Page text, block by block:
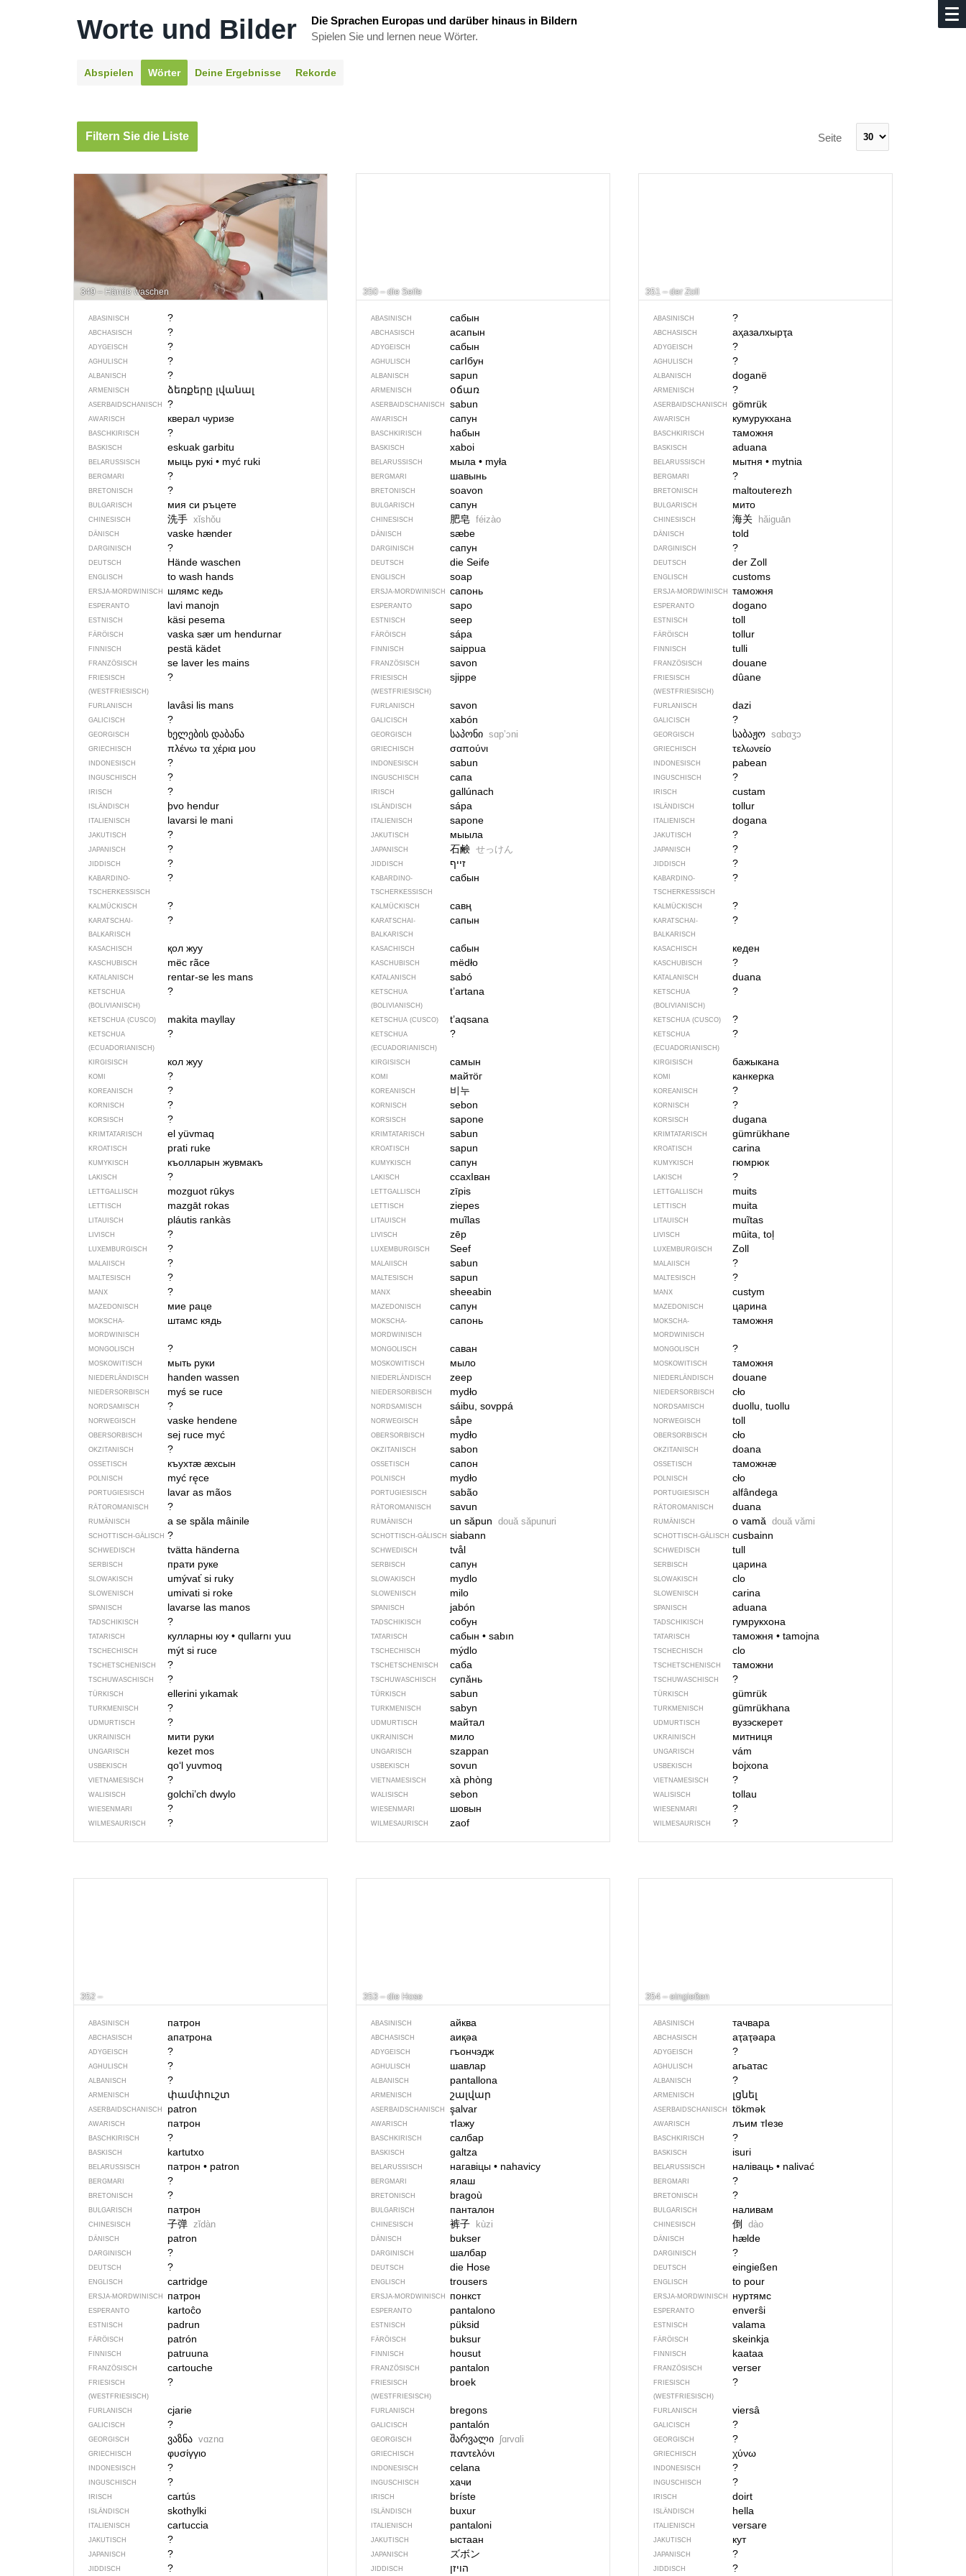
Worte und Bilder
Die Sprachen Europas und darüber hinaus in Bildern
Spielen Sie und lernen neue Wörter.
Abspielen Wörter Deine Ergebnisse Rekorde
Filtern Sie die Liste Seite
349 – Hände waschen
ABASINISCH ?
ABCHASISCH ?
ADYGEISCH ?
AGHULISCH ?
ALBANISCH ?
ARMENISCH ձեռքերը լվանալ
ASERBAIDSCHANISCH ?
AWARISCH кверал чуризе
BASCHKIRISCH ?
BASKISCH eskuak garbitu
BELARUSSISCH мыць рукі •myć ruki
BERGMARI ?
BRETONISCH ?
BULGARISCH мия си ръцете
CHINESISCH 洗手 xǐshǒu
DÄNISCH vaske hænder
DARGINISCH ?
DEUTSCH Hände waschen
ENGLISCH to wash hands
ERSJA-MORDWINISCH шлямс кедь
ESPERANTO lavi manojn
ESTNISCH käsi pesema
FÄRÖISCH vaska sær um hendurnar
FINNISCH pestä kädet
FRANZÖSISCH se laver les mains
FRIESISCH
(WESTFRIESISCH)
?
FURLANISCH lavâsi lis mans
GALICISCH ?
GEORGISCH ხელების დაბანა
GRIECHISCH πλένω τα χέρια μου
INDONESISCH ?
INGUSCHISCH ?
IRISCH ?
ISLÄNDISCH þvo hendur
ITALIENISCH lavarsi le mani
JAKUTISCH ?
JAPANISCH ?
JIDDISCH ?
KABARDINO-
TSCHERKESSISCH
?
KALMÜCKISCH ?
KARATSCHAI-
BALKARISCH
?
KASACHISCH қол жуу
KASCHUBISCH mëc rãce
KATALANISCH rentar-se les mans
KETSCHUA
(BOLIVIANISCH)
?
KETSCHUA (CUSCO) makita mayllay
KETSCHUA
(ECUADORIANISCH)
?
KIRGISISCH кол жуу
KOMI ?
KOREANISCH ?
KORNISCH ?
KORSISCH ?
KRIMTATARISCH el yüvmaq
KROATISCH prati ruke
KUMYKISCH къолларын жувмакъ
LAKISCH ?
LETTGALLISCH mozguot rūkys
LETTISCH mazgāt rokas
LITAUISCH pláutis rankàs
LIVISCH ?
LUXEMBURGISCH ?
MALAIISCH ?
MALTESISCH ?
MANX ?
MAZEDONISCH мие раце
MOKSCHA-
MORDWINISCH
штамс кядь
MONGOLISCH ?
MOSKOWITISCH мыть руки
NIEDERLÄNDISCH handen wassen
NIEDERSORBISCH myś se ruce
NORDSAMISCH ?
NORWEGISCH vaske hendene
OBERSORBISCH sej ruce myć
OKZITANISCH ?
OSSETISCH къухтӕ ӕхсын
POLNISCH myć ręce
PORTUGIESISCH lavar as mãos
RÄTOROMANISCH ?
RUMÄNISCH a se spăla mâinile
SCHOTTISCH-GÄLISCH ?
SCHWEDISCH tvätta händerna
SERBISCH прати руке
SLOWAKISCH umývať si ruky
SLOWENISCH umivati si roke
SPANISCH lavarse las manos
TADSCHIKISCH ?
TATARISCH кулларны юу •qullarnı yuu
TSCHECHISCH mýt si ruce
TSCHETSCHENISCH ?
TSCHUWASCHISCH ?
TÜRKISCH ellerini yıkamak
TURKMENISCH ?
UDMURTISCH ?
UKRAINISCH мити руки
UNGARISCH kezet mos
USBEKISCH qo‘l yuvmoq
VIETNAMESISCH ?
WALISISCH golchi’ch dwylo
WIESENMARI ?
WILMESAURISCH ?
350 – die Seife
ABASINISCH сабын
ABCHASISCH асапын
ADYGEISCH сабын
AGHULISCH сагIбун
ALBANISCH sapun
ARMENISCH օճառ
ASERBAIDSCHANISCH sabun
AWARISCH сапун
BASCHKIRISCH һабын
BASKISCH xaboi
BELARUSSISCH мыла • myła
BERGMARI шавынь
BRETONISCH soavon
BULGARISCH сапун
CHINESISCH 肥皂 féizào
DÄNISCH sæbe
DARGINISCH сапун
DEUTSCH die Seife
ENGLISCH soap
ERSJA-MORDWINISCH сапонь
ESPERANTO sapo
ESTNISCH seep
FÄRÖISCH sápa
FINNISCH saippua
FRANZÖSISCH savon
FRIESISCH
(WESTFRIESISCH)
sjippe
FURLANISCH savon
GALICISCH xabón
GEORGISCH საპონი sɑpʼɔni
GRIECHISCH σαπούνι
INDONESISCH sabun
INGUSCHISCH сапа
IRISCH gallúnach
ISLÄNDISCH sápa
ITALIENISCH sapone
JAKUTISCH мыыла
JAPANISCH 石鹸 せっけん
JIDDISCH זייף
KABARDINO-
TSCHERKESSISCH
сабын
KALMÜCKISCH савң
KARATSCHAI-
BALKARISCH
сапын
KASACHISCH сабын
KASCHUBISCH mëdło
KATALANISCH sabó
KETSCHUA
(BOLIVIANISCH)
t’artana
KETSCHUA (CUSCO) t’aqsana
KETSCHUA
(ECUADORIANISCH)
?
KIRGISISCH самын
KOMI майтӧг
KOREANISCH 비누
KORNISCH sebon
KORSISCH sapone
KRIMTATARISCH sabun
KROATISCH sapun
KUMYKISCH сапун
LAKISCH ссахIван
LETTGALLISCH zīpis
LETTISCH ziepes
LITAUISCH muĩlas
LIVISCH zēp
LUXEMBURGISCH Seef
MALAIISCH sabun
MALTESISCH sapun
MANX sheeabin
MAZEDONISCH сапун
MOKSCHA-
MORDWINISCH
сапонь
MONGOLISCH саван
MOSKOWITISCH мыло
NIEDERLÄNDISCH zeep
NIEDERSORBISCH mydło
NORDSAMISCH sáibu, sovppá
NORWEGISCH såpe
OBERSORBISCH mydło
OKZITANISCH sabon
OSSETISCH сапон
POLNISCH mydło
PORTUGIESISCH sabão
RÄTOROMANISCH savun
RUMÄNISCH un săpun două săpunuri
SCHOTTISCH-GÄLISCH siabann
SCHWEDISCH tvål
SERBISCH сапун
SLOWAKISCH mydlo
SLOWENISCH milo
SPANISCH jabón
TADSCHIKISCH собун
TATARISCH сабын • sabın
TSCHECHISCH mýdlo
TSCHETSCHENISCH саба
TSCHUWASCHISCH супӑнь
TÜRKISCH sabun
TURKMENISCH sabyn
UDMURTISCH майтал
UKRAINISCH мило
UNGARISCH szappan
USBEKISCH sovun
VIETNAMESISCH xà phòng
WALISISCH sebon
WIESENMARI шовын
WILMESAURISCH zaof
351 – der Zoll
ABASINISCH ?
ABCHASISCH аҳазалхырҭа
ADYGEISCH ?
AGHULISCH ?
ALBANISCH doganë
ARMENISCH ?
ASERBAIDSCHANISCH gömrük
AWARISCH кумурукхана
BASCHKIRISCH таможня
BASKISCH aduana
BELARUSSISCH мытня• mytnia
BERGMARI ?
BRETONISCH maltouterezh
BULGARISCH мито
CHINESISCH 海关 hǎiguān
DÄNISCH told
DARGINISCH ?
DEUTSCH der Zoll
ENGLISCH customs
ERSJA-MORDWINISCH таможня
ESPERANTO dogano
ESTNISCH toll
FÄRÖISCH tollur
FINNISCH tulli
FRANZÖSISCH douane
FRIESISCH
(WESTFRIESISCH)
dûane
FURLANISCH dazi
GALICISCH ?
GEORGISCH საბაჟო sɑbɑʒɔ
GRIECHISCH τελωνείο
INDONESISCH pabean
INGUSCHISCH ?
IRISCH custam
ISLÄNDISCH tollur
ITALIENISCH dogana
JAKUTISCH ?
JAPANISCH ?
JIDDISCH ?
KABARDINO-
TSCHERKESSISCH
?
KALMÜCKISCH ?
KARATSCHAI-
BALKARISCH
?
KASACHISCH кеден
KASCHUBISCH ?
KATALANISCH duana
KETSCHUA
(BOLIVIANISCH)
?
KETSCHUA (CUSCO) ?
KETSCHUA
(ECUADORIANISCH)
?
KIRGISISCH бажыкана
KOMI канкерка
KOREANISCH ?
KORNISCH ?
KORSISCH dugana
KRIMTATARISCH gümrükhane
KROATISCH carina
KUMYKISCH гюмрюк
LAKISCH ?
LETTGALLISCH muits
LETTISCH muita
LITAUISCH muĩtas
LIVISCH mūita, toļ
LUXEMBURGISCH Zoll
MALAIISCH ?
MALTESISCH ?
MANX custym
MAZEDONISCH царина
MOKSCHA-
MORDWINISCH
таможня
MONGOLISCH ?
MOSKOWITISCH таможня
NIEDERLÄNDISCH douane
NIEDERSORBISCH cło
NORDSAMISCH duollu, tuollu
NORWEGISCH toll
OBERSORBISCH cło
OKZITANISCH doana
OSSETISCH таможнӕ
POLNISCH cło
PORTUGIESISCH alfândega
RÄTOROMANISCH duana
RUMÄNISCH o vamă două vămi
SCHOTTISCH-GÄLISCH cusbainn
SCHWEDISCH tull
SERBISCH царина
SLOWAKISCH clo
SLOWENISCH carina
SPANISCH aduana
TADSCHIKISCH гумрукхона
TATARISCH таможня• tamojna
TSCHECHISCH clo
TSCHETSCHENISCH таможни
TSCHUWASCHISCH ?
TÜRKISCH gümrük
TURKMENISCH gümrükhana
UDMURTISCH вузэскерет
UKRAINISCH митниця
UNGARISCH vám
USBEKISCH bojxona
VIETNAMESISCH ?
WALISISCH tollau
WIESENMARI ?
WILMESAURISCH ?
352 –
ABASINISCH патрон
ABCHASISCH апатрона
ADYGEISCH ?
AGHULISCH ?
ALBANISCH ?
ARMENISCH փամփուշտ
ASERBAIDSCHANISCH patron
AWARISCH патрон
BASCHKIRISCH ?
BASKISCH kartutxo
BELARUSSISCH патрон •patron
BERGMARI ?
BRETONISCH ?
BULGARISCH патрон
CHINESISCH 子弹 zǐdàn
DÄNISCH patron
DARGINISCH ?
DEUTSCH ?
ENGLISCH cartridge
ERSJA-MORDWINISCH патрон
ESPERANTO kartoĉo
ESTNISCH padrun
FÄRÖISCH patrón
FINNISCH patruuna
FRANZÖSISCH cartouche
FRIESISCH
(WESTFRIESISCH)
?
FURLANISCH cjarie
GALICISCH ?
GEORGISCH ვაზნა vɑznɑ
GRIECHISCH φυσίγγιο
INDONESISCH ?
INGUSCHISCH ?
IRISCH cartús
ISLÄNDISCH skothylki
ITALIENISCH cartuccia
JAKUTISCH ?
JAPANISCH ?
JIDDISCH ?
353 – die Hose
ABASINISCH айква
ABCHASISCH аиқәа
ADYGEISCH гъончэдж
AGHULISCH шавлар
ALBANISCH pantallona
ARMENISCH շալվար
ASERBAIDSCHANISCH şalvar
AWARISCH тIажу
BASCHKIRISCH салбар
BASKISCH galtza
BELARUSSISCH нагавіцы • nahavicy
BERGMARI ялаш
BRETONISCH bragoù
BULGARISCH панталон
CHINESISCH 裤子 kùzi
DÄNISCH bukser
DARGINISCH шалбар
DEUTSCH die Hose
ENGLISCH trousers
ERSJA-MORDWINISCH понкст
ESPERANTO pantalono
ESTNISCH püksid
FÄRÖISCH buksur
FINNISCH housut
FRANZÖSISCH pantalon
FRIESISCH
(WESTFRIESISCH)
broek
FURLANISCH bregons
GALICISCH pantalón
GEORGISCH შარვალი ʃɑrvɑli
GRIECHISCH παντελόνι
INDONESISCH celana
INGUSCHISCH хачи
IRISCH bríste
ISLÄNDISCH buxur
ITALIENISCH pantaloni
JAKUTISCH ыстаан
JAPANISCH ズボン
JIDDISCH הויזן
354 – eingießen
ABASINISCH тачвара
ABCHASISCH аҭаҭәара
ADYGEISCH ?
AGHULISCH агьатас
ALBANISCH ?
ARMENISCH լցնել
ASERBAIDSCHANISCH tökmək
AWARISCH лъим тIезе
BASCHKIRISCH ?
BASKISCH isuri
BELARUSSISCH наліваць• nalivać
BERGMARI ?
BRETONISCH ?
BULGARISCH наливам
CHINESISCH 倒 dào
DÄNISCH hælde
DARGINISCH ?
DEUTSCH eingießen
ENGLISCH to pour
ERSJA-MORDWINISCH нуртямс
ESPERANTO enverŝi
ESTNISCH valama
FÄRÖISCH skeinkja
FINNISCH kaataa
FRANZÖSISCH verser
FRIESISCH
(WESTFRIESISCH)
?
FURLANISCH viersâ
GALICISCH ?
GEORGISCH ?
GRIECHISCH χύνω
INDONESISCH ?
INGUSCHISCH ?
IRISCH doirt
ISLÄNDISCH hella
ITALIENISCH versare
JAKUTISCH кут
JAPANISCH ?
JIDDISCH ?